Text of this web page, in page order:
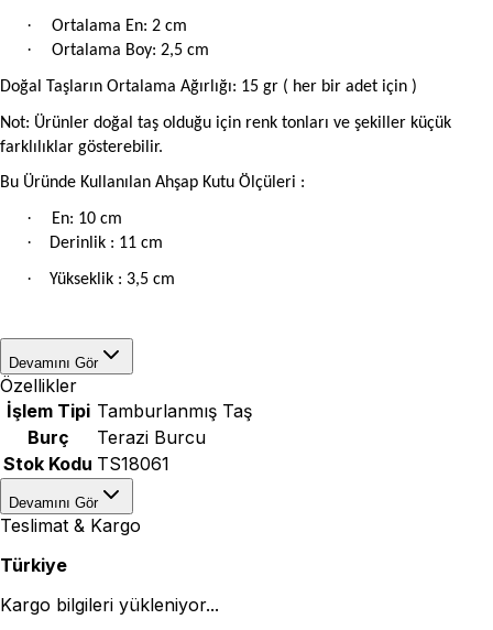
· Ortalama En: 2 cm
· Ortalama Boy: 2,5 cm
Doğal Taşların Ortalama Ağırlığı: 15 gr ( her bir adet için )
Not: Ürünler doğal taş olduğu için renk tonları ve şekiller küçük
farklılıklar gösterebilir.
Bu Üründe Kullanılan Ahşap Kutu Ölçüleri :
· En: 10 cm
· Derinlik : 11 cm
· Yükseklik : 3,5 cm
Devamını Gör
Özellikler
İşlem Tipi Tamburlanmış Taş
Burç
Terazi Burcu
Stok Kodu TS18061
Devamını Gör
Teslimat & Kargo
Türkiye
Kargo bilgileri yükleniyor...